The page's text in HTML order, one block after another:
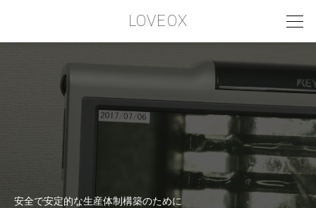
LOVEOX
PHILOSOPHY
フィロソフィー
COMPANY PROFILE
SERVICE
安全で安定的な生産体制構築のために